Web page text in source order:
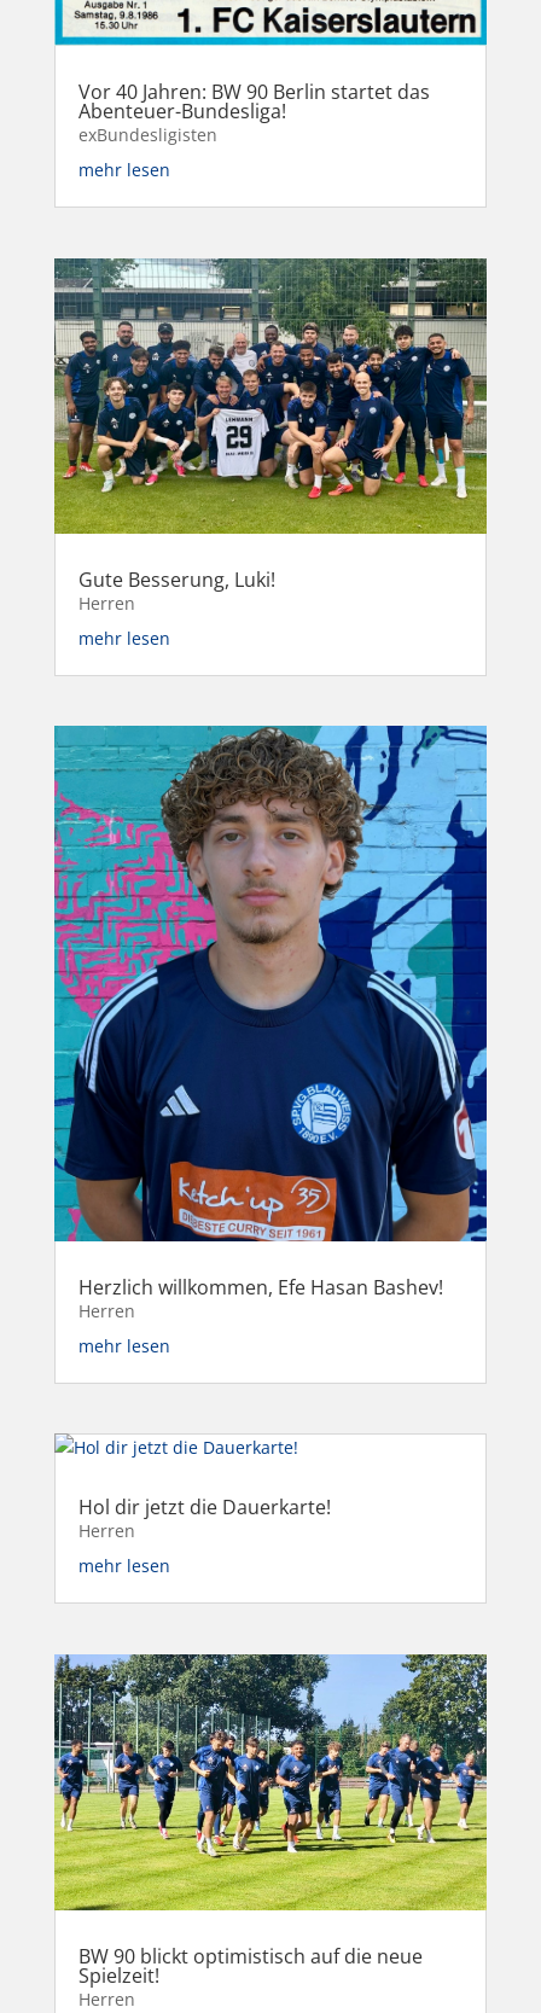
Vor 40 Jahren: BW 90 Berlin startet das
Abenteuer-Bundesliga!
exBundesligisten
mehr lesen
Gute Besserung, Luki!
Herren
mehr lesen
Herzlich willkommen, Efe Hasan Bashev!
Herren
mehr lesen
Hol dir jetzt die Dauerkarte!
Herren
mehr lesen
BW 90 blickt optimistisch auf die neue
Spielzeit!
Herren